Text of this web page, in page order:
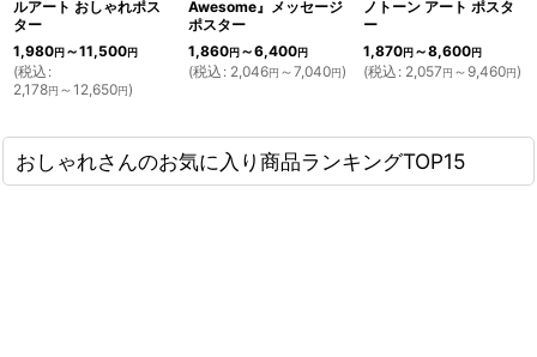
ルアート おしゃれポス
ター
1,980円～11,500円
(税込 :
2,178円 ～12,650円)
Awesome』メッセージ
ポスター
1,860円～6,400円
(税込 : 2,046円 ～7,040円)
ノトーン アート ポスタ
ー
1,870円～8,600円
(税込 : 2,057円 ～9,460円)
おしゃれさんのお気に入り商品ランキングTOP15